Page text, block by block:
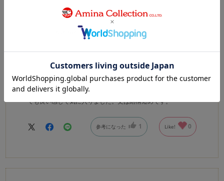
購入確認済み
体型:ふつう 靴のサイズ:24cm
届いた物は、想像していたよりは地味に思った生地の組み合わ
せだったのですが、来てみると思った以上にオシャレで形もと
ても良い感じで気に入りました。丈は結構短めです。
参考になった 1 Like! 0